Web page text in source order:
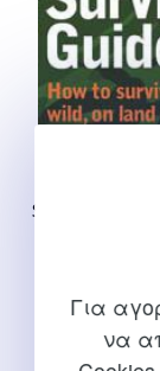
Για
να
SAS Survinal
9,99